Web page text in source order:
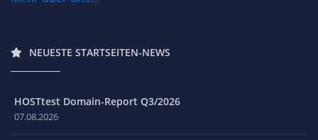
NEUESTE STARTSEITEN-NEWS
HOSTtest Domain-Report Q3/2026
07.08.2026